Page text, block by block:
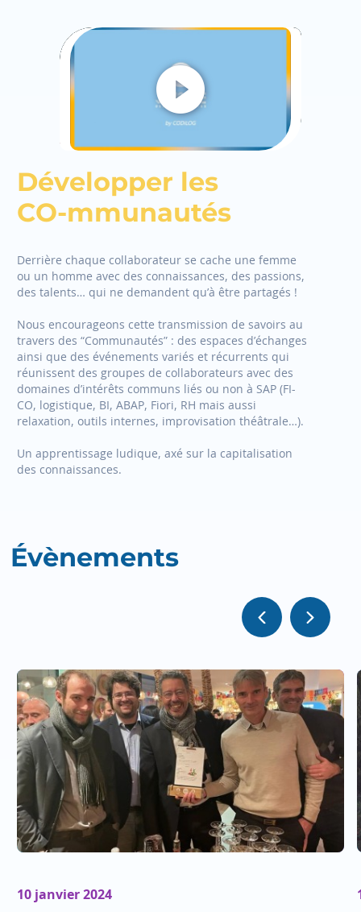
Développer les
CO‍-‍mmunautés
Derrière chaque collaborateur se cache une femme
ou un homme avec des connaissances, des passions,
des talents… qui ne demandent qu’à être partagés !
Nous encourageons cette transmission de savoirs au
travers des “Communautés” : des espaces d’échanges
ainsi que des événements variés et récurrents qui
réunissent des groupes de collaborateurs avec des
domaines d’intérêts communs liés ou non à SAP (FI-
CO, logistique, BI, ABAP, Fiori, RH mais aussi
relaxation, outils internes, improvisation théâtrale…).
Un apprentissage ludique, axé sur la capitalisation
des connaissances.
Évènements
10 janvier 2024